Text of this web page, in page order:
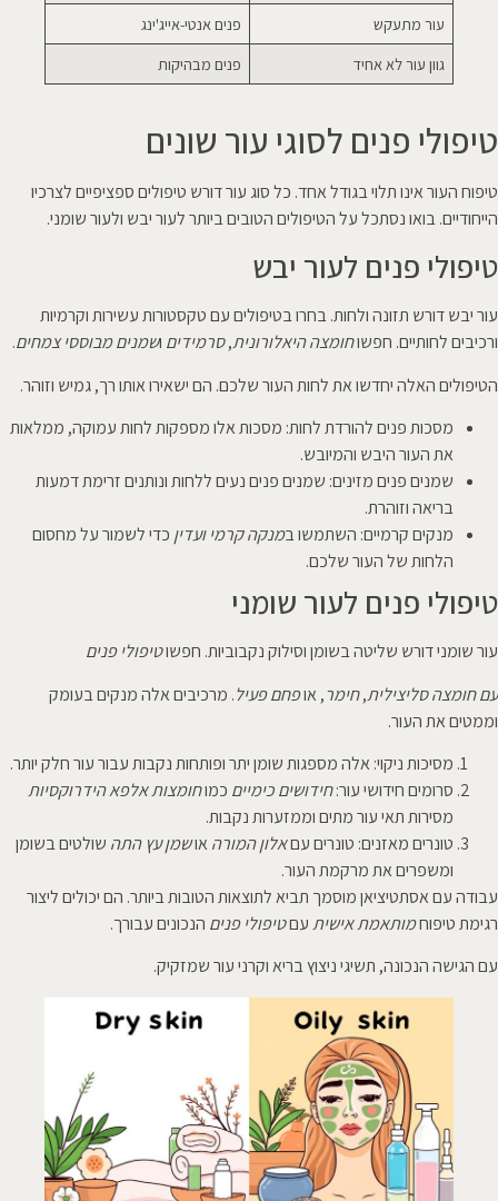
עור מתעקש
פנים אנטי-אייג'ינג
גוון עור לא אחיד
פנים מבהיקות
טיפולי פנים לסוגי עור שונים
טיפוח העור אינו תלוי בגודל אחד. כל סוג עור דורש טיפולים ספציפיים לצרכיו
הייחודיים. בואו נסתכל על הטיפולים הטובים ביותר לעור יבש ולעור שומני.
טיפולי פנים לעור יבש
עור יבש דורש תזונה ולחות. בחרו בטיפולים עם טקסטורות עשירות וקרמיות
ורכיבים לחותיים. חפשוחומצה היאלורונית,סרמידים ושמנים מבוססי צמחים.
הטיפולים האלה יחדשו את לחות העור שלכם. הם ישאירו אותו רך, גמיש וזוהר.
מסכות פנים להורדת לחות: מסכות אלו מספקות לחות עמוקה, ממלאות
את העור היבש והמיובש.
שמנים פנים מזינים: שמנים פנים נעים ללחות ונותנים זרימת דמעות
בריאה וזוהרת.
מנקים קרמיים: השתמשו במנקה קרמי ועדין כדי לשמור על מחסום
הלחות של העור שלכם.
טיפולי פנים לעור שומני
עור שומני דורש שליטה בשומן וסילוק נקבוביות. חפשוטיפולי פנים
עם חומצה סליצילית,חימר, אופחם פעיל. מרכיבים אלה מנקים בעומק
וממטים את העור.
מסיכות ניקוי: אלה מספגות שומן יתר ופותחות נקבות עבור עור חלק יותר.
סרומים חידושי עור:חידושים כימיים כמוחומצות אלפא הידרוקסיות
מסירות תאי עור מתים וממזערות נקבות.
טונרים מאזנים: טונרים עםאלון המורה אושמן עץ התה שולטים בשומן
ומשפרים את מרקמת העור.
עבודה עם אסתטיציאן מוסמך תביא לתוצאות הטובות ביותר. הם יכולים ליצור
רגימת טיפוחמותאמת אישיתעםטיפולי פנים הנכונים עבורך.
עם הגישה הנכונה, תשיגי ניצוץ בריא וקרני עור שמזקיק.